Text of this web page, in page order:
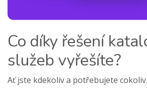
Co díky řešení
služeb vyřešíte?
Ať jste kdekoliv a potřebujete cokoliv.